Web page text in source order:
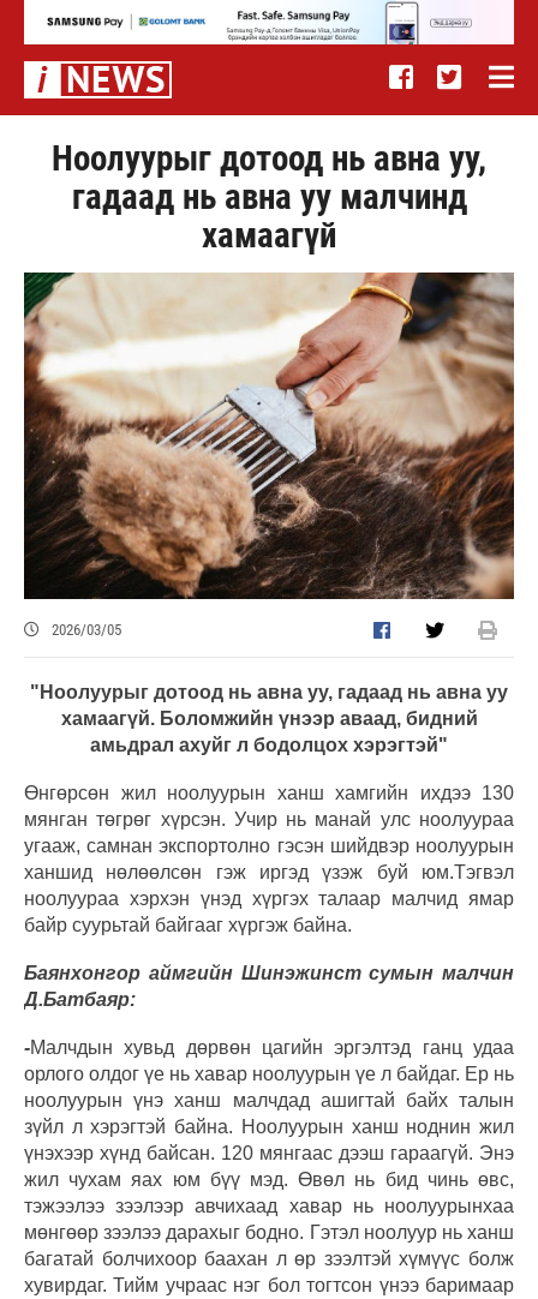
Ноолуурыг дотоод нь авна уу,
гадаад нь авна уу малчинд
хамаагүй
2026/03/05
"Ноолуурыг дотоод нь авна уу, гадаад нь авна уу
хамаагүй. Боломжийн үнээр аваад, бидний
амьдрал ахуйг л бодолцох хэрэгтэй"
Өнгөрсөн жил ноолуурын ханш хамгийн ихдээ 130
мянган төгрөг хүрсэн. Учир нь манай улс ноолуураа
угааж, самнан экспортолно гэсэн шийдвэр ноолуурын
ханшид нөлөөлсөн гэж иргэд үзэж буй юм.Тэгвэл
ноолуураа хэрхэн үнэд хүргэх талаар малчид ямар
байр суурьтай байгааг хүргэж байна.
Баянхонгор аймгийн Шинэжинст сумын малчин
Д.Батбаяр:
-Малчдын хувьд дөрвөн цагийн эргэлтэд ганц удаа
орлого олдог үе нь хавар ноолуурын үе л байдаг. Ер нь
ноолуурын үнэ ханш малчдад ашигтай байх талын
зүйл л хэрэгтэй байна. Ноолуурын ханш ноднин жил
үнэхээр хүнд байсан. 120 мянгаас дээш гараагүй. Энэ
жил чухам яах юм бүү мэд. Өвөл нь бид чинь өвс,
тэжээлээ зээлээр авчихаад хавар нь ноолуурынхаа
мөнгөөр зээлээ дарахыг бодно. Гэтэл ноолуур нь ханш
багатай болчихоор баахан л өр зээлтэй хүмүүс болж
хувирдаг. Тийм учраас нэг бол тогтсон үнээ баримаар